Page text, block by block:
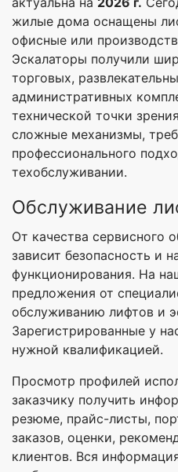
жилые дома оснащены
офисные или
Эскалаторы получили
торговых,
административных
технической точки
сложные механизмы,
профессионального
техобслуживании.
Обслуживание
От качества сервисного
зависит безопасность и
функционирования. На
предложения от
обслуживанию лифтов и
Зарегистрированные у
нужной квалификацией.
Просмотр профилей
заказчику получить
резюме, прайс-листы,
заказов, оценки,
клиентов. Вся